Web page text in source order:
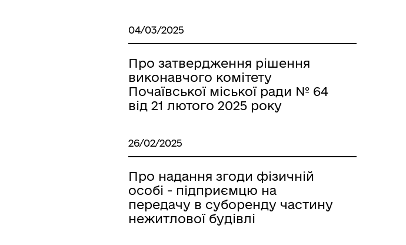
04/03/2025
Про затвердження рішення
виконавчого комітету
Почаївської міської ради № 64
від 21 лютого 2025 року
26/02/2025
Про надання згоди фізичній
особі - підприємцю на
передачу в суборенду частину
нежитлової будівлі